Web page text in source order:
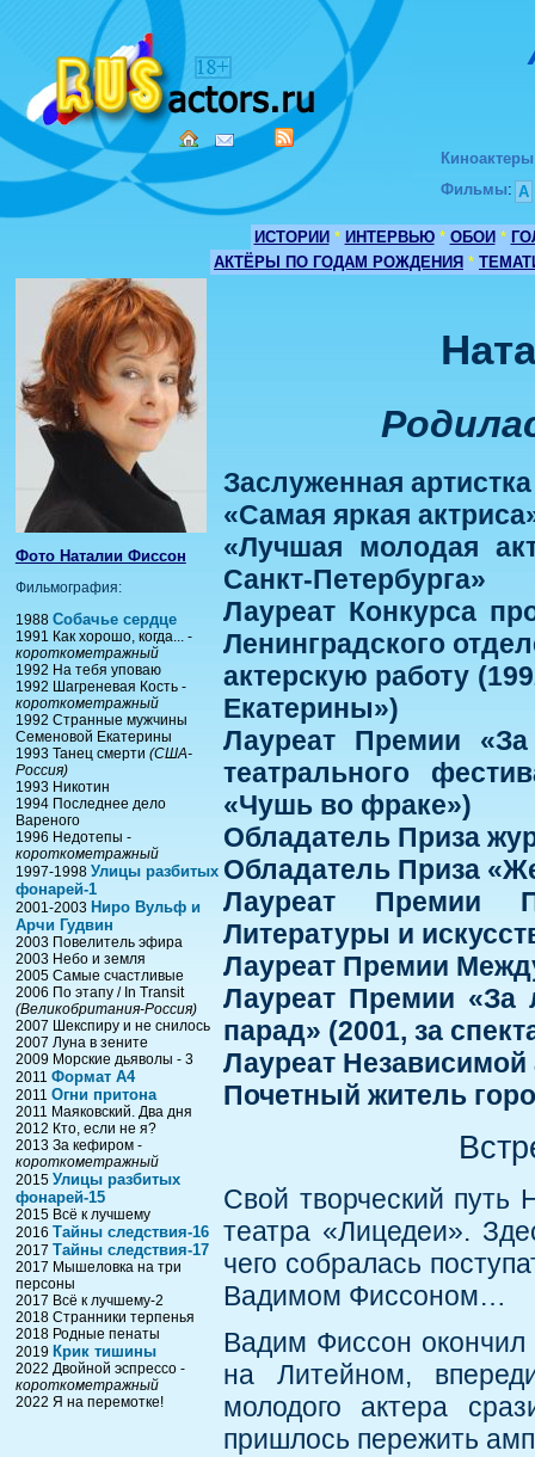
Киноактеры
Фильмы: А
ИСТОРИИ * ИНТЕРВЬЮ * ОБОИ *
АКТЁРЫ ПО ГОДАМ РОЖДЕНИЯ *
Фото Наталии Фиссон
Фильмография:
1988 Собачье сердце
1991 Как хорошо, когда... -
короткометражный
1992 На тебя уповаю
1992 Шагреневая Кость -
короткометражный
1992 Странные мужчины
Семеновой Екатерины
1993 Танец смерти (США-
Россия)
1993 Никотин
1994 Последнее дело
Вареного
1996 Недотепы -
короткометражный
1997-1998 Улицы разбитых
фонарей-1
2001-2003 Ниро Вульф и
Арчи Гудвин
2003 Повелитель эфира
2003 Небо и земля
2005 Самые счастливые
2006 По этапу / In Transit
(Великобритания-Россия)
2007 Шекспиру и не снилось
2007 Луна в зените
2009 Морские дьяволы - 3
2011 Формат А4
2011 Огни притона
2011 Маяковский. Два дня
2012 Кто, если не я?
2013 За кефиром -
короткометражный
2015 Улицы разбитых
фонарей-15
2015 Всё к лучшему
2016 Тайны следствия-16
2017 Тайны следствия-17
2017 Мышеловка на три
персоны
2017 Всё к лучшему-2
2018 Странники терпенья
2018 Родные пенаты
2019 Крик тишины
2022 Двойной эспрессо -
короткометражный
2022 Я на перемотке!
Заслуженная
«Самая яркая
«Лучшая молодая
Санкт-Петербурга»
Лауреат Конкурса
Ленинградского
актерскую работу
Екатерины»)
Лауреат Премии
театрального
«Чушь во фраке»)
Обладатель Приза
Обладатель Приза
Лауреат Премии
Литературы и
Лауреат Премии
Лауреат Премии «За
парад» (2001, за
Лауреат
Почетный житель
Свой творческий путь
театра «Лицедеи».
чего собралась
Вадимом Фиссоном…
Вадим Фиссон окончил
на Литейном,
молодого актера
пришлось пережить